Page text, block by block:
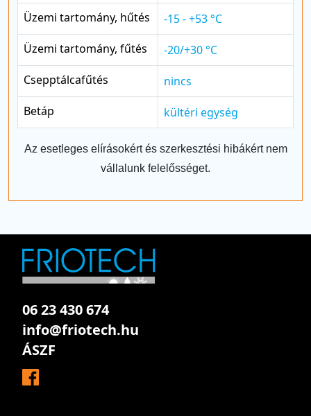
Üzemi tartomány, hűtés
-15 - +53 °C
Üzemi tartomány, fűtés
-20/+30 °C
Csepptálcafűtés
nincs
Betáp
kültéri egység
Az esetleges elírásokért és szerkesztési hibákért nem
vállalunk felelősséget.
06 23 430 674
info@friotech.hu
ÁSZF